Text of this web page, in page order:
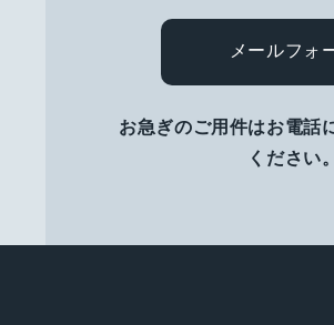
メールフォ
お急ぎのご用件はお電話
ください。